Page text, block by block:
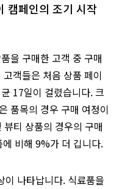
캠페인의 조기 시작
을 구매한 고객 중 구매
객들은 처음 상품 페이
17일이 걸렸습니다. 크
품목의 경우 구매 여정이
티 상품의 경우의 구매
비해 9%가 더 깁니다.
이 나타납니다. 식료품을